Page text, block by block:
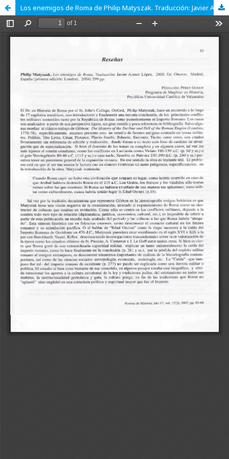
Los enemigos de Roma de Philip Matyszak. Traducción: Javier Alonso López. 2005. Ed. Oberon, Madrid, España (primera edición: Londres, 2004) 299 pp.